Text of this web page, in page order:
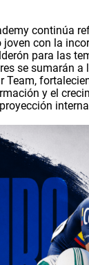
continúa
con la
para las
se sumarán a
Team,
y el